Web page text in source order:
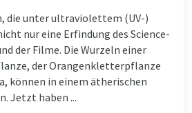
die unter ultraviolettem (UV-)
nur eine Erfindung des Science-
der Filme. Die Wurzeln einer
der Orangenkletterpflanze
können in einem ätherischen
Jetzt haben ...